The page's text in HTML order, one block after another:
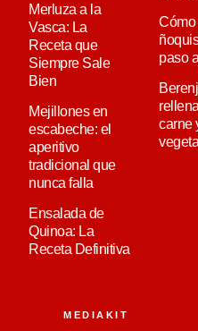
Merluza a la
Vasca: La
Receta que
Siempre Sale
Bien
Mejillones en
escabeche: el
aperitivo
tradicional que
nunca falla
Ensalada de
Quinoa: La
Receta Definitiva
Cómo
paso
carne
MEDIAKIT